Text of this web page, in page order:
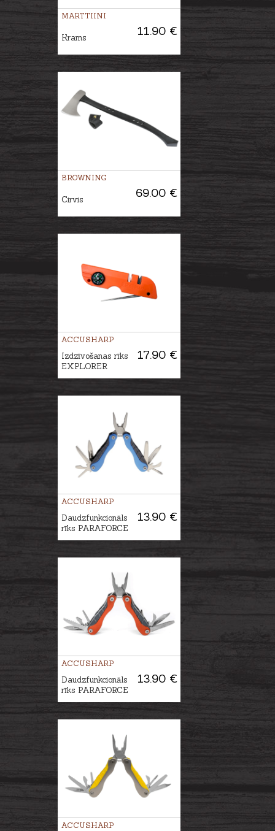
MARTTIINI
11.90 €
Krams
BROWNING
69.00 €
Cirvis
ACCUSHARP
17.90 €
Izdzīvošanas rīks
EXPLORER
ACCUSHARP
13.90 €
Daudzfunkcionāls
rīks PARAFORCE
ACCUSHARP
13.90 €
Daudzfunkcionāls
rīks PARAFORCE
ACCUSHARP